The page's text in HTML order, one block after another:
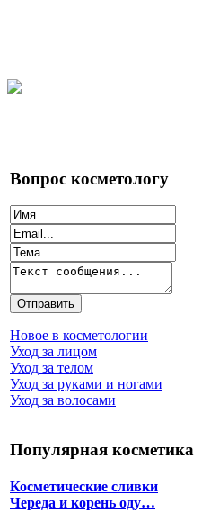
Вопрос косметологу
Новое в косметологии
Уход за лицом
Уход за телом
Уход за руками и ногами
Уход за волосами
Популярная косметика
Косметические сливки
Череда и корень оду…